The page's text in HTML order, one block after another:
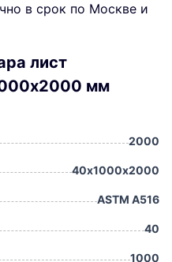
в срок по Москве и
лист
мм
2000
40х1000х2000
ASTM A516
40
1000